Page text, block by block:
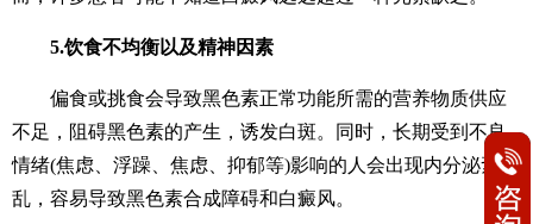
5.饮食不均衡以及精神因素
偏食或挑食会导致黑色素正常功能所需的营养物质供应
不足，阻碍黑色素的产生，诱发白斑。同时，长期受到不良
情绪(焦虑、浮躁、焦虑、抑郁等)影响的人会出现内分泌紊
乱，容易导致黑色素合成障碍和白癜风。